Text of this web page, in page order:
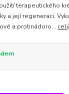
terapeutického
a její regeneraci.
a protinádoro...